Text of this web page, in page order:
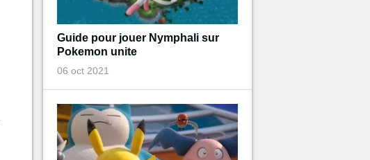
Guide pour jouer Nymphali sur
Pokemon unite
06 oct 2021